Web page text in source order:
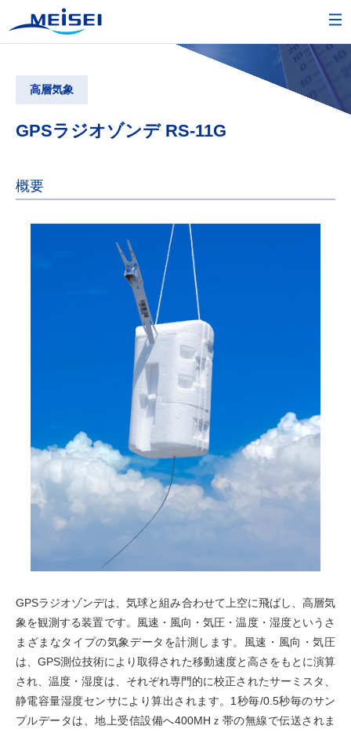
高層気象
GPSラジオゾンデ RS-11G
概要
GPSラジオゾンデは、気球と組み合わせて上空に飛ばし、高層気
象を観測する装置です。風速・風向・気圧・温度・湿度というさ
まざまなタイプの気象データを計測します。風速・風向・気圧
は、GPS測位技術により取得された移動速度と高さをもとに演算
され、温度・湿度は、それぞれ専門的に校正されたサーミスタ、
静電容量湿度センサにより算出されます。1秒毎/0.5秒毎のサン
プルデータは、地上受信設備へ400MHｚ帯の無線で伝送されま